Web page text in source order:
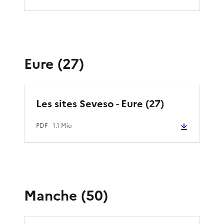
Eure (27)
Les sites Seveso - Eure (27)
PDF- 1.1 Mio
Manche (50)